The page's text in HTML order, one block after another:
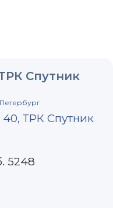
Спутник
ТРК Спутник
5248